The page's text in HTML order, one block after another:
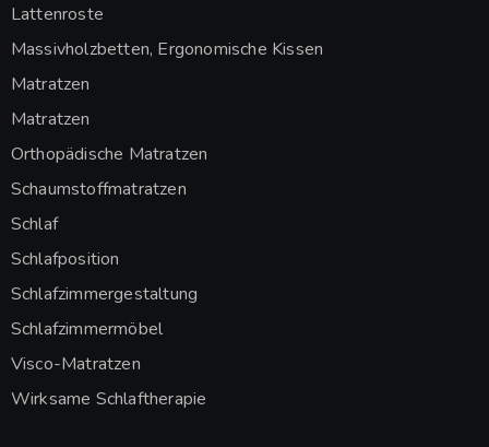
Lattenroste
Massivholzbetten, Ergonomische Kissen
Matratzen
Matratzen
Orthopädische Matratzen
Schaumstoffmatratzen
Schlaf
Schlafposition
Schlafzimmergestaltung
Schlafzimmermöbel
Visco-Matratzen
Wirksame Schlaftherapie